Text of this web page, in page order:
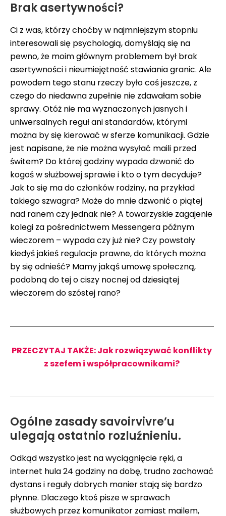
Brak asertywności?
Ci z was, którzy choćby w najmniejszym stopniu
interesowali się psychologią, domyślają się na
pewno, że moim głównym problemem był brak
asertywności i nieumiejętność stawiania granic. Ale
powodem tego stanu rzeczy było coś jeszcze, z
czego do niedawna zupełnie nie zdawałam sobie
sprawy. Otóż nie ma wyznaczonych jasnych i
uniwersalnych reguł ani standardów, którymi
można by się kierować w sferze komunikacji. Gdzie
jest napisane, że nie można wysyłać maili przed
świtem? Do której godziny wypada dzwonić do
kogoś w służbowej sprawie i kto o tym decyduje?
Jak to się ma do członków rodziny, na przykład
takiego szwagra? Może do mnie dzwonić o piątej
nad ranem czy jednak nie? A towarzyskie zagajenie
kolegi za pośrednictwem Messengera późnym
wieczorem – wypada czy już nie? Czy powstały
kiedyś jakieś regulacje prawne, do których można
by się odnieść? Mamy jakąś umowę społeczną,
podobną do tej o ciszy nocnej od dziesiątej
wieczorem do szóstej rano?
PRZECZYTAJ TAKŻE: Jak rozwiązywać konflikty
z szefem i współpracownikami?
Ogólne zasady savoirvivre’u
ulegają ostatnio rozluźnieniu.
Odkąd wszystko jest na wyciągnięcie ręki, a
internet hula 24 godziny na dobę, trudno zachować
dystans i reguły dobrych manier stają się bardzo
płynne. Dlaczego ktoś pisze w sprawach
służbowych przez komunikator zamiast mailem,